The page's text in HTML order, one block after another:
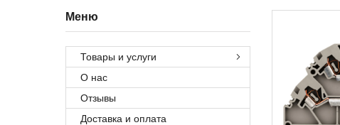
Товары и услуги
О нас
Отзывы
Доставка и оплата